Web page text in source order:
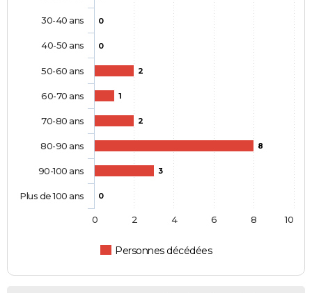
0
0
2
1
2
8
3
0
Personnes décédées
30-40 ans
40-50 ans
50-60 ans
60-70 ans
70-80 ans
80-90 ans
90-100 ans
Plus de 100 ans
0 2 4 6 8 10